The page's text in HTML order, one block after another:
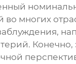
многих